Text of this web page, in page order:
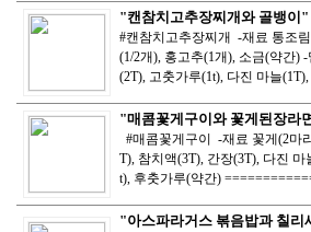
"캔참치고추장찌개와 골뱅이"
#캔참치고추장찌개 -재료 통조
(1/2개), 홍고추(1개), 소금(약간)
(2T), 고춧가루(1t), 다진 마늘
"매콤꽃게구이와 꽃게된장라
#매콤꽃게구이 -재료 꽃게(2마
T), 참치액(3T), 간장(3T), 다진
t), 후춧가루(약간)
"아스파라거스 볶음밥과 칠리